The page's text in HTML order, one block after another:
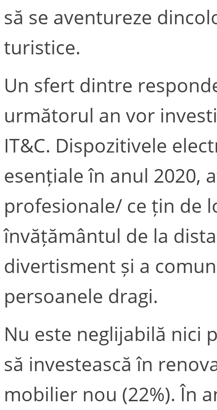
să se aventureze
turistice.
Un sfert dintre
următorul an vor
IT&C. Dispozitivele
esențiale în anul 2020,
profesionale/ ce țin de
învățământul de la
divertisment și a
persoanele dragi.
Nu este neglijabilă nici
să investească în
mobilier nou (22%). În